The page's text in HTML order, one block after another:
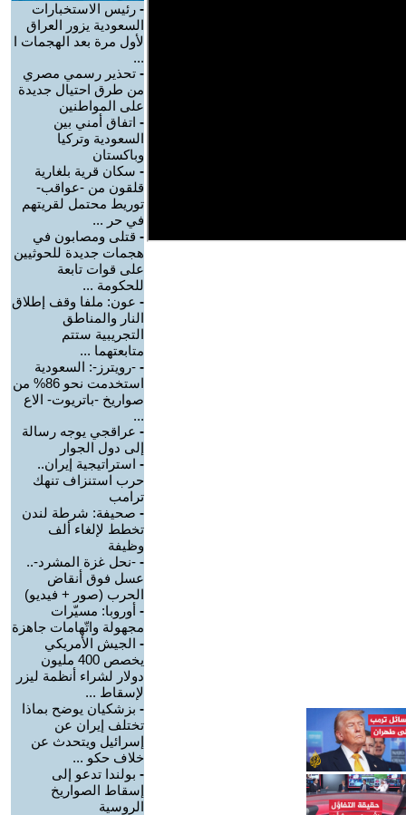
- رئيس الاستخبارات
السعودية يزور العراق
لأول مرة بعد الهجمات ا
...
- تحذير رسمي مصري
من طرق احتيال جديدة
على المواطنين
- اتفاق أمني بين
السعودية وتركيا
وباكستان
- سكان قرية بلغارية
قلقون من -عواقب-
توريط محتمل لقريتهم
في حر ...
- قتلى ومصابون في
هجمات جديدة للحوثيين
على قوات تابعة
للحكومة ...
- عون: ملفا وقف إطلاق
النار والمناطق
التجريبية ستتم
متابعتهما ...
- -رويترز-: السعودية
استخدمت نحو 86% من
صواريخ -باتريوت- الاع
...
- عراقجي يوجه رسالة
إلى دول الجوار
- استراتيجية إيران..
حرب استنزاف تنهك
ترامب
- صحيفة: شرطة لندن
تخطط لإلغاء ألف
وظيفة
- -نحل غزة المشرد-..
عسل فوق أنقاض
الحرب (صور + فيديو)
- أوروبا: مسيّرات
مجهولة واتّهامات جاهزة
- الجيش الأمريكي
يخصص 400 مليون
دولار لشراء أنظمة ليزر
لإسقاط ...
- بزشكيان يوضح بماذا
تختلف إيران عن
إسرائيل ويتحدث عن
خلاف حكو ...
- بولندا تدعو إلى
إسقاط الصواريخ
الروسية